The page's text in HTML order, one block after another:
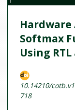
Softmax
Using
10.14210/
718